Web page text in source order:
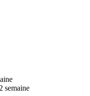
semaine